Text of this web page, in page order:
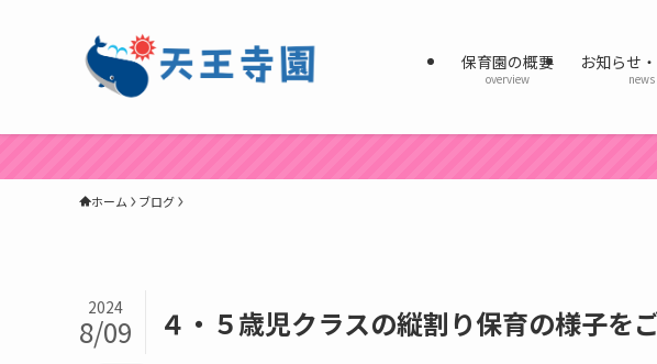
保育園の概要
overview
お知らせ
news
ホーム ブログ
４・５歳児クラスの縦割り保育の様子を
2024
8/09